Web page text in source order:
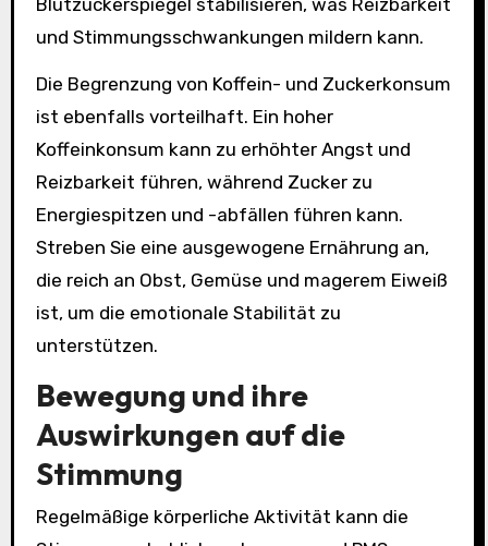
Blutzuckerspiegel stabilisieren, was Reizbarkeit
und Stimmungsschwankungen mildern kann.
Die Begrenzung von Koffein- und Zuckerkonsum
ist ebenfalls vorteilhaft. Ein hoher
Koffeinkonsum kann zu erhöhter Angst und
Reizbarkeit führen, während Zucker zu
Energiespitzen und -abfällen führen kann.
Streben Sie eine ausgewogene Ernährung an,
die reich an Obst, Gemüse und magerem Eiweiß
ist, um die emotionale Stabilität zu
unterstützen.
Bewegung und ihre
Auswirkungen auf die
Stimmung
Regelmäßige körperliche Aktivität kann die